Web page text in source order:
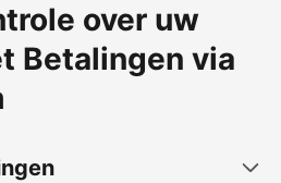
over uw
Betalingen via